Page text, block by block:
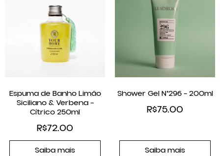
Espuma de Banho Limão
Siciliano & Verbena –
Cítrico 250ml
R$72.00
Saiba mais
Shower Gel N°296 – 200ml
R$75.00
Saiba mais